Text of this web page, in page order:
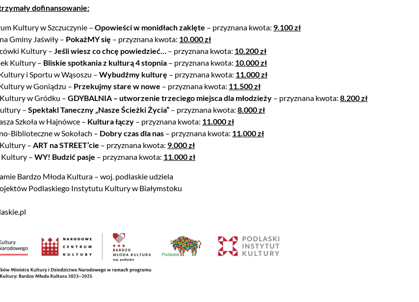
dofinansowanie:
Kultury w Szczuczynie – Opowieści w monidłach zaklęte – przyznana kwota: 9.100 zł
Gminy Jaświły – PokażMY się – przyznana kwota: 10.000 zł
Kultury – Jeśli wiesz co chcę powiedzieć… – przyznana kwota: 10.200 zł
Kultury – Bliskie spotkania z kulturą 4 stopnia – przyznana kwota: 10.000 zł
i Sportu w Wąsoszu – Wybudźmy kulturę – przyznana kwota: 11.000 zł
w Goniądzu – Przekujmy stare w nowe – przyznana kwota: 11.500 zł
w Gródku – GDYBALNIA – utworzenie trzeciego miejsca dla młodzieży – przyznana kwota: 8.200 zł
– Spektakl Taneczny „Nasze Ścieżki Życia” – przyznana kwota: 8.000 zł
Szkoła w Hajnówce – Kultura łączy – przyznana kwota: 11.000 zł
Biblioteczne w Sokołach – Dobry czas dla nas – przyznana kwota: 11.000 zł
– ART na STREET’cie – przyznana kwota: 9.000 zł
Kultury – WY! Budzić pasje – przyznana kwota: 11.000 zł
Bardzo Młoda Kultura – woj. podlaskie udziela
Podlaskiego Instytutu Kultury w Białymstoku